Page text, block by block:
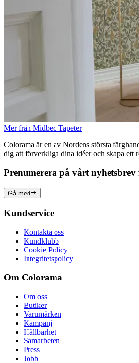
Mer från Midbec Tapeter
Colorama är en av Nordens största
dig att förverkliga dina idéer och skapa ett
Prenumerera på vårt
Gå med
Kundservice
Kontakta oss
Kundklubb
Cookie Policy
Integritetspolicy
Om Colorama
Om oss
Butiker
Varumärken
Kampanj
Hållbarhet
Samarbeten
Press
Jobb